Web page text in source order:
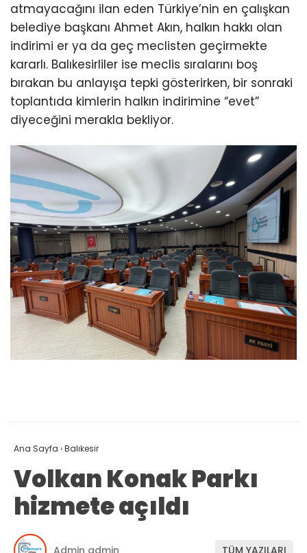
atmayacağını ilan eden Türkiye’nin en çalışkan
belediye başkanı Ahmet Akın, halkın hakkı olan
indirimi er ya da geç meclisten geçirmekte
kararlı. Balıkesirliler ise meclis sıralarını boş
bırakan bu anlayışa tepki gösterirken, bir sonraki
toplantıda kimlerin halkın indirimine “evet”
diyeceğini merakla bekliyor.
Ana Sayfa ›Balıkesir
Volkan Konak Parkı
hizmete açıldı
Admin admin TÜM YAZILARI